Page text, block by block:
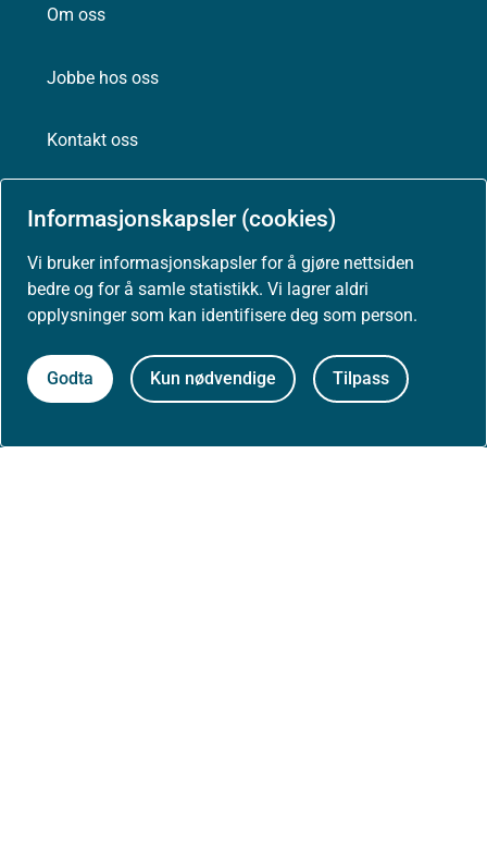
Informasjonskapsler (cookies)
Vi bruker informasjonskapsler for å gjøre nettsiden
bedre og for å samle statistikk. Vi lagrer aldri
opplysninger som kan identifisere deg som person.
Godta Kun nødvendige Tilpass
Om oss
Jobbe hos oss
Kontakt oss
Helsedirektoratet
0213 Oslo
Aktuelt
Nyheter